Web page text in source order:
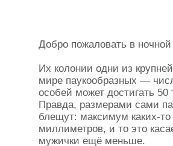
Добро пожаловать в
Их колонии одни из
мире паукообразных —
особей может достигать 50
Правда, размерами сами
блещут: максимум каких-то
миллиметров, и то это
мужички ещё меньше.